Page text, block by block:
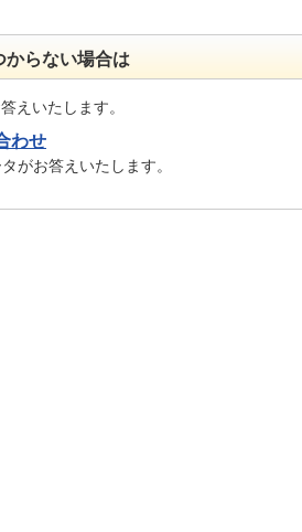
らない場合は
えいたします。
わせ
がお答えいたします。